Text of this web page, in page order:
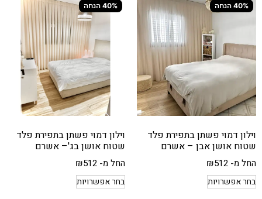
40% הנחה
וילון דמוי פשתן בתפירת פלד
שטוח אושן אבן – אשרם
החל מ- ₪512
בחר אפשרויות
40% הנחה
וילון דמוי פשתן בתפירת פלד
שטוח אושן בג'– אשרם
החל מ- ₪512
בחר אפשרויות